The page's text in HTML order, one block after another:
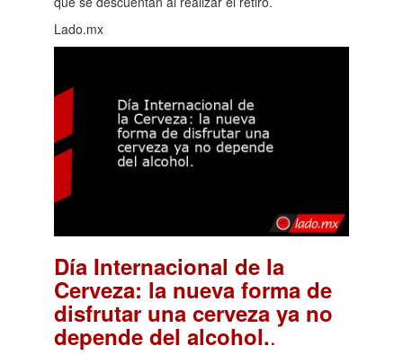
Lado.mx
Día Internacional de la
Cerveza: la nueva forma de
disfrutar una cerveza ya no
depende del alcohol..